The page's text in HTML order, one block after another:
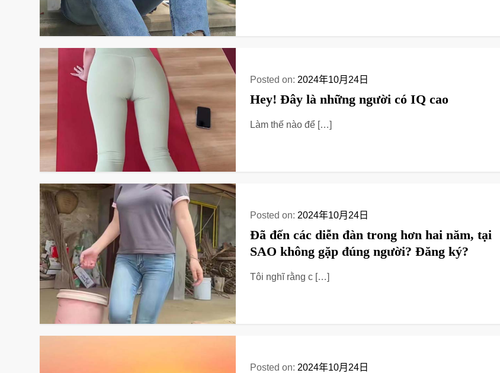
Posted on: 2024年10月24日
Hey! Đây là những người có IQ cao
Làm thế nào để […]
Posted on: 2024年10月24日
Đã đến các diễn đàn trong hơn hai năm, tại
SAO không gặp đúng người? Đăng ký?
Tôi nghĩ rằng c […]
Posted on: 2024年10月24日